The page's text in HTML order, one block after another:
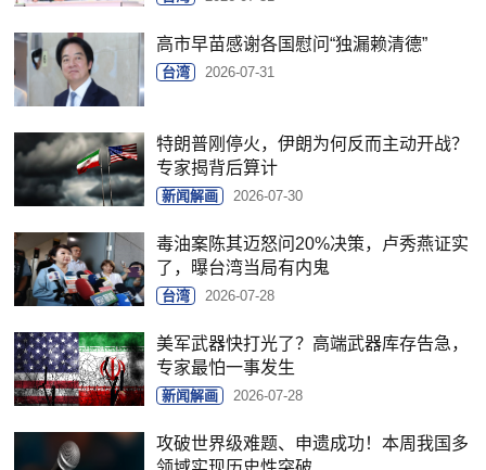
高市早苗感谢各国慰问“独漏赖清德”
台湾 2026-07-31
特朗普刚停火，伊朗为何反而主动开战？
专家揭背后算计
新闻解画 2026-07-30
毒油案陈其迈怒问20%决策，卢秀燕证实
了，曝台湾当局有内鬼
台湾 2026-07-28
美军武器快打光了？高端武器库存告急，
专家最怕一事发生
新闻解画 2026-07-28
攻破世界级难题、申遗成功！本周我国多